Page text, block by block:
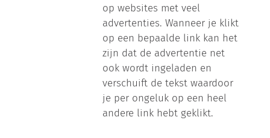
op websites met veel
advertenties. Wanneer je klikt
op een bepaalde link kan het
zijn dat de advertentie net
ook wordt ingeladen en
verschuift de tekst waardoor
je per ongeluk op een heel
andere link hebt geklikt.